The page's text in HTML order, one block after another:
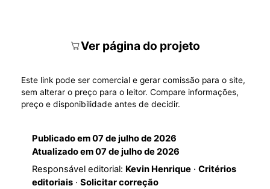
Ver página do projeto
Este link pode ser comercial e gerar comissão para o site,
sem alterar o preço para o leitor. Compare informações,
preço e disponibilidade antes de decidir.
Publicado em07 de julho de 2026
Atualizado em07 de julho de 2026
Responsável editorial: Kevin Henrique· Critérios
editoriais· Solicitar correção